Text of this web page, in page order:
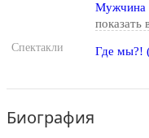
Мужчина
показать
Спектакли Где мы?!
Биография